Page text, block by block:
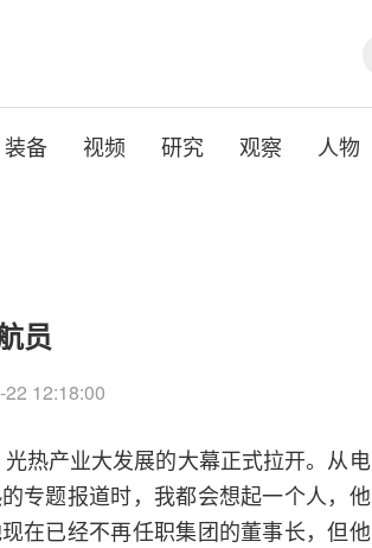
装备 视频 研究 观察 人物
员
22 12:18:00
热产业大发展的大幕正式拉开。从电
专题报道时，我都会想起一个人，他
在已经不再任职集团的董事长，但他